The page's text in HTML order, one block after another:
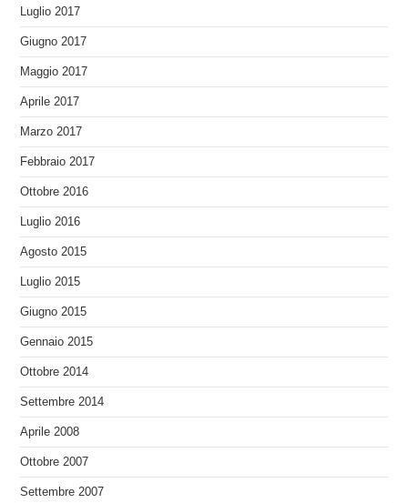
Luglio 2017
Giugno 2017
Maggio 2017
Aprile 2017
Marzo 2017
Febbraio 2017
Ottobre 2016
Luglio 2016
Agosto 2015
Luglio 2015
Giugno 2015
Gennaio 2015
Ottobre 2014
Settembre 2014
Aprile 2008
Ottobre 2007
Settembre 2007